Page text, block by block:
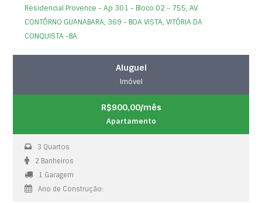
Residencial Provence - Ap 301 - Bloco 02 - 755, AV.
CONTÔRNO GUANABARA, 369 - BOA VISTA, VITÓRIA DA
CONQUISTA -BA.
Aluguel
Imóvel
R$900,00/mês
Apartamento
3 Quartos
2 Banheiros
1 Garagem
Ano de Construção: